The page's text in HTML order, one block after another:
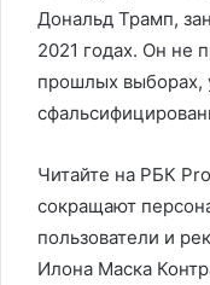
Дональд Трамп,
2021 годах. Он не
прошлых выборах,
Читайте на РБК
сокращают
пользователи и
Илона Маска